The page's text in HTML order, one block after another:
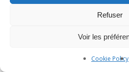
Refuser
Voir les
Cookie Policy